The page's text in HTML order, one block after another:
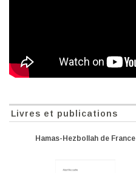
Livres et publications
Hamas-Hezbollah de France